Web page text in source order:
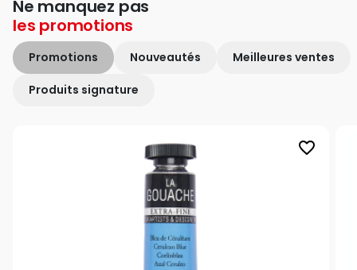
Ne manquez pas
les promotions
Promotions Nouveautés Meilleures ventes
Produits signature
favorite_border